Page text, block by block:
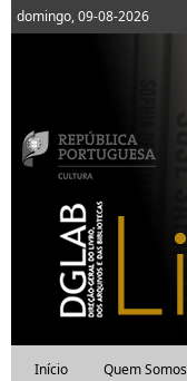
domingo, 09-08-2026
Início Quem Somos